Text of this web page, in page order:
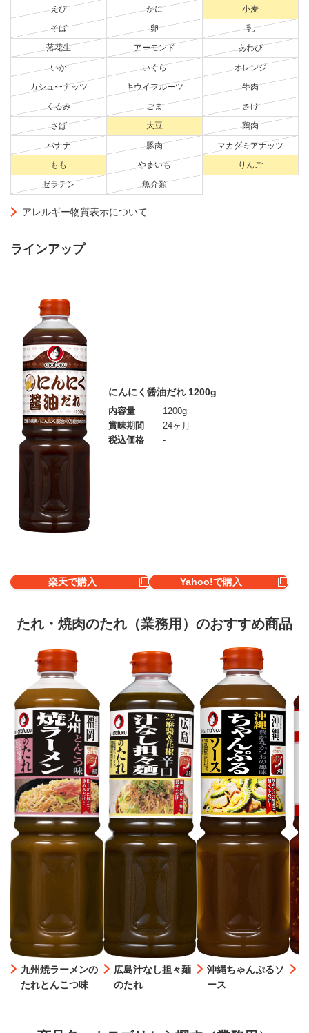
えび かに 小麦
そば 卵 乳
落花生 アーモンド あわび
いか いくら オレンジ
カシューナッツ キウイフルーツ 牛肉
くるみ ごま さけ
さば 大豆 鶏肉
バナナ 豚肉 マカダミアナッツ
もも やまいも りんご
ゼラチン 魚介類
アレルギー物質表示について
ラインアップ
にんにく醤油だれ 1200g
内容量
1200g
賞味期間
24ヶ月
税込価格
-
楽天で購入 Yahoo!で購入
たれ・焼肉のたれ（業務用）のおすすめ商品
九州焼ラーメンの
たれとんこつ味
広島汁なし担々麺
のたれ
沖縄ちゃんぷるソ
ース